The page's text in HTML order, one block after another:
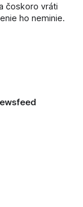
čoskoro vráti
ho neminie.